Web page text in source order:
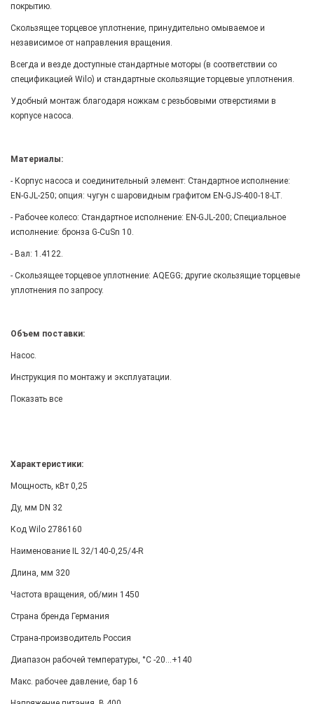
покрытию.
Скользящее торцевое уплотнение, принудительно омываемое и
независимое от направления вращения.
Всегда и везде доступные стандартные моторы (в соответствии со
спецификацией Wilo) и стандартные скользящие торцевые уплотнения.
Удобный монтаж благодаря ножкам с резьбовыми отверстиями в
корпусе насоса.
Материалы:
- Корпус насоса и соединительный элемент: Стандартное исполнение:
EN-GJL-250; опция: чугун с шаровидным графитом EN-GJS-400-18-LT.
- Рабочее колесо: Стандартное исполнение: EN-GJL-200; Специальное
исполнение: бронза G-CuSn 10.
- Вал: 1.4122.
- Скользящее торцевое уплотнение: AQEGG; другие скользящие торцевые
уплотнения по запросу.
Объем поставки:
Насос.
Инструкция по монтажу и эксплуатации.
Показать все
Характеристики:
Мощность, кВт 0,25
Ду, мм DN 32
Код Wilo 2786160
Наименование IL 32/140-0,25/4-R
Длина, мм 320
Частота вращения, об/мин 1450
Страна бренда Германия
Страна-производитель Россия
Диапазон рабочей температуры, °С -20...+140
Макс. рабочее давление, бар 16